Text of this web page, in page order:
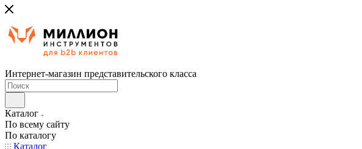
Интернет-магазин представительского класса
Каталог
По всему сайту
По каталогу
Каталог